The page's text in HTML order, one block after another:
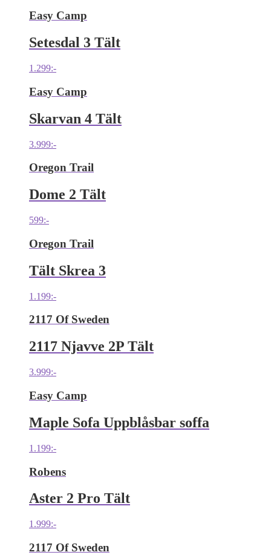
Easy Camp
Setesdal 3 Tält
1.299:-
Easy Camp
Skarvan 4 Tält
3.999:-
Oregon Trail
Dome 2 Tält
599:-
Oregon Trail
Tält Skrea 3
1.199:-
2117 Of Sweden
2117 Njavve 2P Tält
3.999:-
Easy Camp
Maple Sofa Uppblåsbar soffa
1.199:-
Robens
Aster 2 Pro Tält
1.999:-
2117 Of Sweden